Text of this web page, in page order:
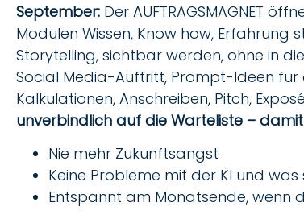
September: Der AUFTRAGSMAGNET
Modulen Wissen, Know how,
Storytelling, sichtbar werden, ohne in
Social Media-Auftritt, Prompt-Ideen für
Kalkulationen, Anschreiben, Pitch,
unverbindlich auf die Warteliste –
Nie mehr Zukunftsangst
Keine Probleme mit der KI und
Entspannt am Monatsende, wenn